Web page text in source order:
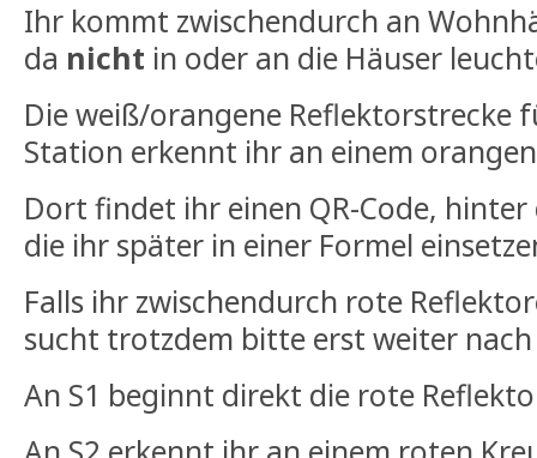
Ihr kommt zwischendurch an
da nicht in oder an die Häuser
Die weiß/orangene Reflektorstrecke
Station erkennt ihr an einem
Dort findet ihr einen QR-Code,
die ihr später in einer Formel
Falls ihr zwischendurch rote
sucht trotzdem bitte erst weiter
An S1 beginnt direkt die rote